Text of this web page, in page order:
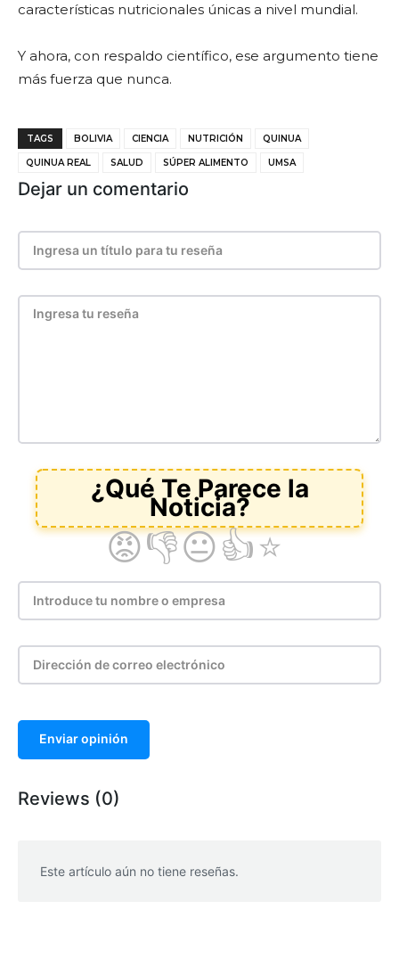
características nutricionales únicas a nivel mundial.
Y ahora, con respaldo científico, ese argumento tiene
más fuerza que nunca.
TAGS BOLIVIA CIENCIA NUTRICIÓN QUINUA
QUINUA REAL SALUD SÚPER ALIMENTO UMSA
Dejar un comentario
Enviar opinión
Reviews (0)
Este artículo aún no tiene reseñas.